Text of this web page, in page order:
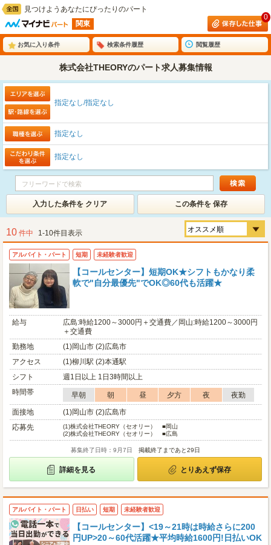
見つけようあなたにぴったりのパート
関東
0
お気に入り条件 検索条件履歴 閲覧履歴
株式会社THEORYのパート求人募集情報
指定なし/指定なし
指定なし
指定なし
入力した条件を クリア この条件を 保存
10 件中 1-10件目表示
アルバイト・パート 短期 未経験者歓迎
【コールセンター】短期OK★シフトもかなり柔
軟で"自分最優先"でOK◎60代も活躍★
給与
広島:時給1200～3000円＋交通費／岡山:時給1200～3000円
＋交通費
勤務地
(1)岡山市 (2)広島市
アクセス
(1)柳川駅 (2)本通駅
シフト
週1日以上 1日3時間以上
時間帯
早朝 朝 昼 夕方 夜
夜勤
面接地
(1)岡山市 (2)広島市
応募先
(1)株式会社THEORY（セオリー） ■岡山
(2)株式会社THEORY（セオリー） ■広島
募集終了日時：9月7日 掲載終了まであと29日
詳細を見る とりあえず保存
アルバイト・パート 日払い 短期 未経験者歓迎
【コールセンター】<19～21時は時給さらに200
円UP>20～60代活躍★平均時給1600円!日払いOK